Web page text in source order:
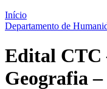
Início
Departamento de
Edital CTC
Geografia